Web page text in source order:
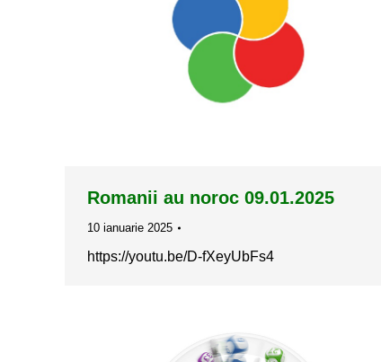
Romanii au noroc 09.01.2025
10 ianuarie 2025
https://youtu.be/D-fXeyUbFs4